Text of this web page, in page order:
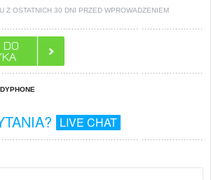
Z OSTATNICH 30 DNI PRZED WPROWADZENIEM
LIVE CHAT